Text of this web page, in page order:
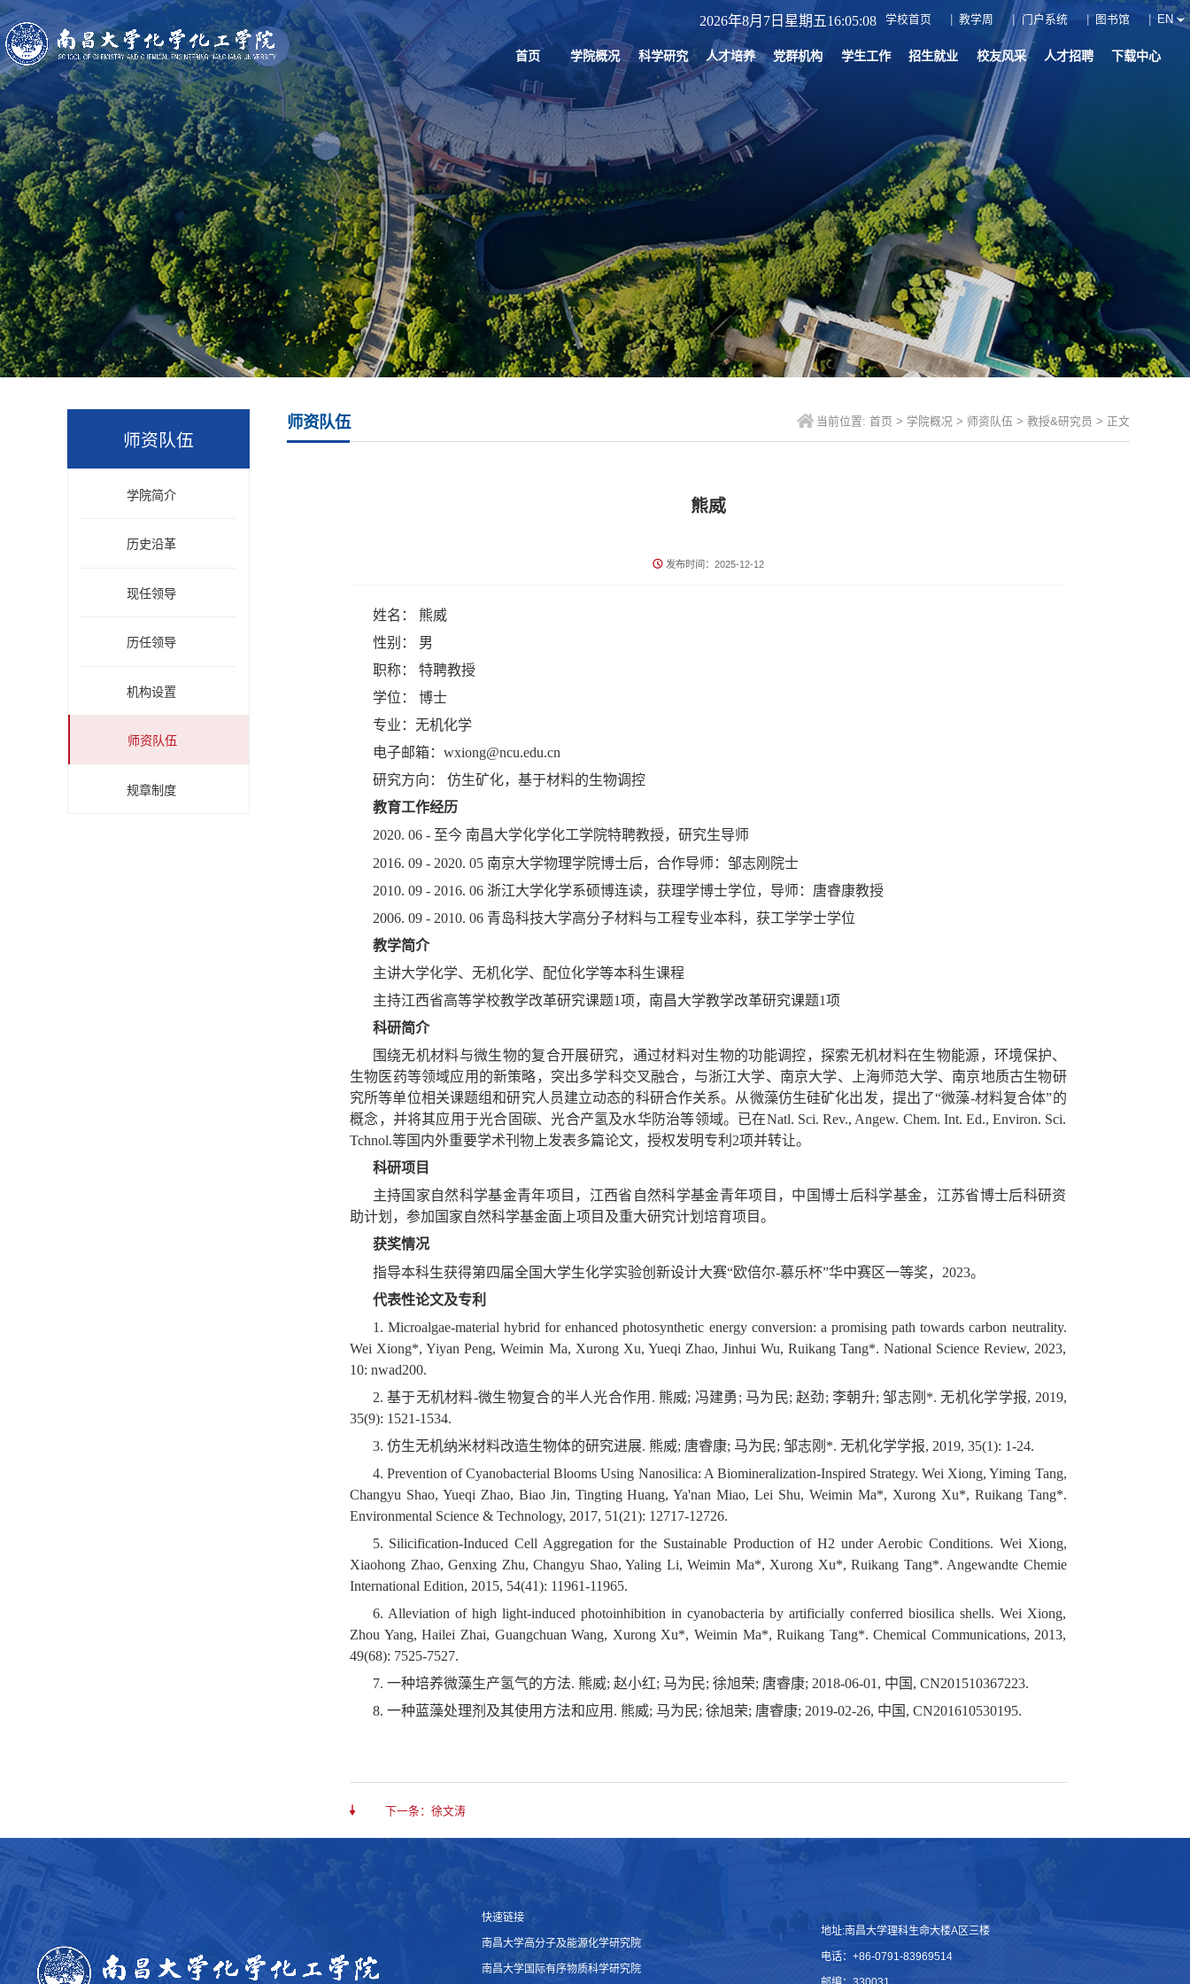
2026年8月7日星期五16:05:09 学校首页 教学周 门户系统 图书馆 EN
首页 学院概况 科学研究 人才培养 党群机构 学生工作 招生就业 校友风采 人才招聘 下载中心
师资队伍
学院简介
历史沿革
现任领导
历任领导
机构设置
师资队伍
规章制度
师资队伍 当前位置: 首页 > 学院概况> 师资队伍 > 教授&研究员 > 正文
熊威
发布时间：2025-12-12
姓名： 熊威
性别： 男
职称： 特聘教授
学位： 博士
专业：无机化学
电子邮箱：wxiong@ncu.edu.cn
研究方向： 仿生矿化，基于材料的生物调控
教育工作经历
2020. 06 - 至今 南昌大学化学化工学院特聘教授，研究生导师
2016. 09 - 2020. 05 南京大学物理学院博士后，合作导师：邹志刚院士
2010. 09 - 2016. 06 浙江大学化学系硕博连读，获理学博士学位，导师：唐睿康教授
2006. 09 - 2010. 06 青岛科技大学高分子材料与工程专业本科，获工学学士学位
教学简介
主讲大学化学、无机化学、配位化学等本科生课程
主持江西省高等学校教学改革研究课题1项，南昌大学教学改革研究课题1项
科研简介
围绕无机材料与微生物的复合开展研究，通过材料对生物的功能调控，探索无机材料在生物能源，环境保护、
生物医药等领域应用的新策略，突出多学科交叉融合，与浙江大学、南京大学、上海师范大学、南京地质古生物研
究所等单位相关课题组和研究人员建立动态的科研合作关系。从微藻仿生硅矿化出发，提出了“微藻-材料复合体”的
概念，并将其应用于光合固碳、光合产氢及水华防治等领域。已在Natl. Sci. Rev., Angew. Chem. Int. Ed., Environ. Sci.
Tchnol.等国内外重要学术刊物上发表多篇论文，授权发明专利2项并转让。
科研项目
主持国家自然科学基金青年项目，江西省自然科学基金青年项目，中国博士后科学基金，江苏省博士后科研资
助计划，参加国家自然科学基金面上项目及重大研究计划培育项目。
获奖情况
指导本科生获得第四届全国大学生化学实验创新设计大赛“欧倍尔-慕乐杯”华中赛区一等奖，2023。
代表性论文及专利
1. Microalgae-material hybrid for enhanced photosynthetic energy conversion: a promising path towards carbon neutrality.
Wei Xiong*, Yiyan Peng, Weimin Ma, Xurong Xu, Yueqi Zhao, Jinhui Wu, Ruikang Tang*. National Science Review, 2023,
10: nwad200.
2. 基于无机材料-微生物复合的半人光合作用. 熊威; 冯建勇; 马为民; 赵劲; 李朝升; 邹志刚*. 无机化学学报, 2019,
35(9): 1521-1534.
3. 仿生无机纳米材料改造生物体的研究进展. 熊威; 唐睿康; 马为民; 邹志刚*. 无机化学学报, 2019, 35(1): 1-24.
4. Prevention of Cyanobacterial Blooms Using Nanosilica: A Biomineralization-Inspired Strategy. Wei Xiong, Yiming Tang,
Changyu Shao, Yueqi Zhao, Biao Jin, Tingting Huang, Ya'nan Miao, Lei Shu, Weimin Ma*, Xurong Xu*, Ruikang Tang*.
Environmental Science & Technology, 2017, 51(21): 12717-12726.
5. Silicification-Induced Cell Aggregation for the Sustainable Production of H2 under Aerobic Conditions. Wei Xiong,
Xiaohong Zhao, Genxing Zhu, Changyu Shao, Yaling Li, Weimin Ma*, Xurong Xu*, Ruikang Tang*. Angewandte Chemie
International Edition, 2015, 54(41): 11961-11965.
6. Alleviation of high light-induced photoinhibition in cyanobacteria by artificially conferred biosilica shells. Wei Xiong,
Zhou Yang, Hailei Zhai, Guangchuan Wang, Xurong Xu*, Weimin Ma*, Ruikang Tang*. Chemical Communications, 2013,
49(68): 7525-7527.
7. 一种培养微藻生产氢气的方法. 熊威; 赵小红; 马为民; 徐旭荣; 唐睿康; 2018-06-01, 中国, CN201510367223.
8. 一种蓝藻处理剂及其使用方法和应用. 熊威; 马为民; 徐旭荣; 唐睿康; 2019-02-26, 中国, CN201610530195.
下一条：徐文涛
快速链接
南昌大学高分子及能源化学研究院
南昌大学国际有序物质科学研究院
地址:南昌大学理科生命大楼A区三楼
电话：+86-0791-83969514